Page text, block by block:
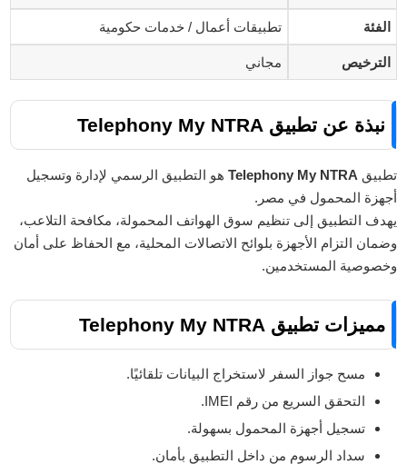
الفئة تطبيقات أعمال / خدمات حكومية
الترخيص مجاني
نبذة عن تطبيق Telephony My NTRA
تطبيق Telephony My NTRA هو التطبيق الرسمي لإدارة وتسجيل
أجهزة المحمول في مصر.
يهدف التطبيق إلى تنظيم سوق الهواتف المحمولة، مكافحة التلاعب،
وضمان التزام الأجهزة بلوائح الاتصالات المحلية، مع الحفاظ على أمان
وخصوصية المستخدمين.
مميزات تطبيق Telephony My NTRA
مسح جواز السفر لاستخراج البيانات تلقائيًا.
التحقق السريع من رقم IMEI.
تسجيل أجهزة المحمول بسهولة.
سداد الرسوم من داخل التطبيق بأمان.